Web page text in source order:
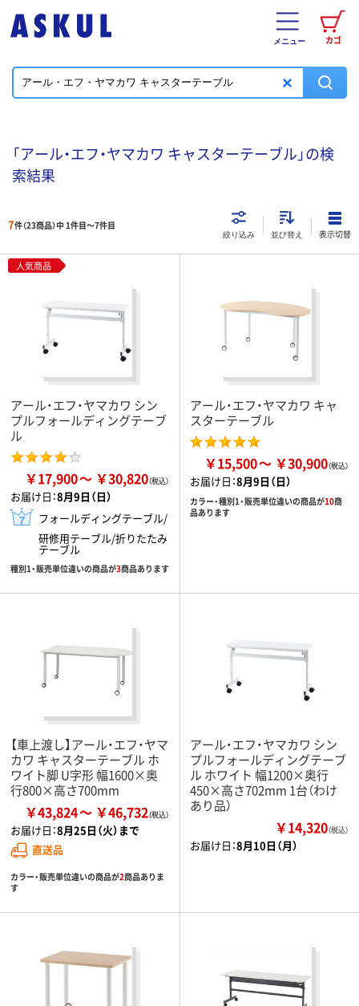
カゴ
メニュー
「アール・エフ・ヤマカワ キャスターテーブル」の検
索結果
7件（23商品）中 1件目～7件目
絞り込み 並び替え 表示切替
人気商品
アール・エフ・ヤマカワ シン
プルフォールディングテーブ
ル
￥17,900 ￥30,820
お届け日：8月9日（日）
フォールディングテーブル/
研修用テーブル/折りたたみ
テーブル
種別1・販売単位違いの商品が3商品あります
アール・エフ・ヤマカワ キャ
スターテーブル
￥15,500 ￥30,900
お届け日：8月9日（日）
カラー・種別1・販売単位違いの商品が10商
品あります
【車上渡し】アール・エフ・ヤマ
カワ キャスターテーブル ホ
ワイト脚 U字形 幅1600×奥
行800×高さ700mm
￥43,824 ￥46,732
お届け日：8月25日（火）まで
直送品
カラー・販売単位違いの商品が2商品ありま
す
アール・エフ・ヤマカワ シン
プルフォールディングテーブ
ル ホワイト 幅1200×奥行
450×高さ702mm 1台（わけ
あり品）
￥14,320（税込）
お届け日：8月10日（月）